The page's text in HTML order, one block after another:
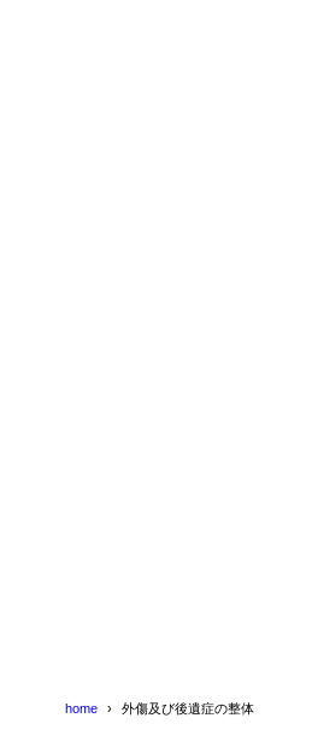
home 外傷及び後遺症の整体